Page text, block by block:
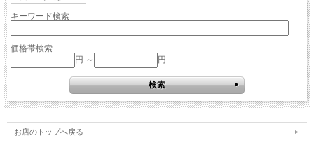
キーワード検索
価格帯検索
円 ～
円
お店のトップへ戻る